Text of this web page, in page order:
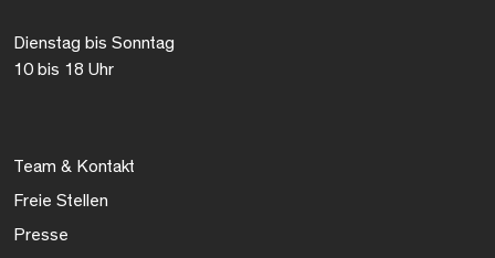
Dienstag bis Sonntag
10 bis 18 Uhr
Team & Kontakt
Freie Stellen
Presse